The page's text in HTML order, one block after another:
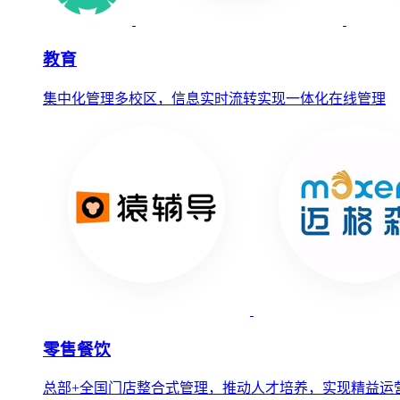
教育
集中化管理多校区，信息实时流转实现一体化在线管理
零售餐饮
总部+全国门店整合式管理，推动人才培养，实现精益运